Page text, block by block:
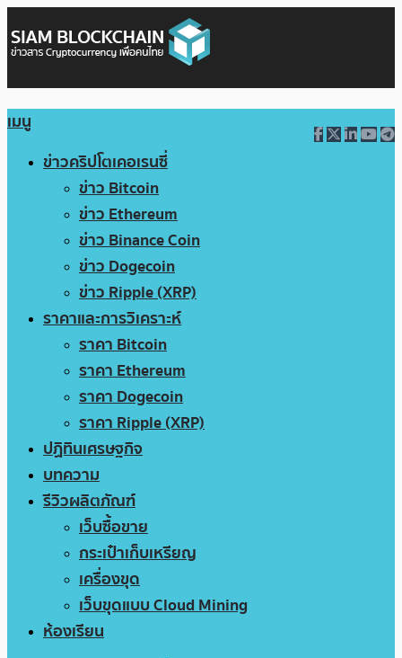
เมนู
ข่าวคริปโตเคอเรนซี่
ข่าว Bitcoin
ข่าว Ethereum
ข่าว Binance Coin
ข่าว Dogecoin
ข่าว Ripple (XRP)
ราคาและการวิเคราะห์
ราคา Bitcoin
ราคา Ethereum
ราคา Dogecoin
ราคา Ripple (XRP)
ปฏิทินเศรษฐกิจ
บทความ
รีวิวผลิตภัณฑ์
เว็บซื้อขาย
กระเป๋าเก็บเหรียญ
เครื่องขุด
เว็บขุดแบบ Cloud Mining
ห้องเรียน